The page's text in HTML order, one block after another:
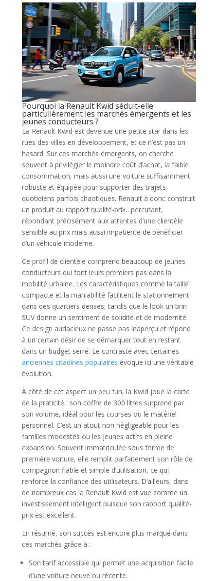
Pourquoi la Renault Kwid séduit-elle
particulièrement les marchés émergents et les
jeunes conducteurs ?
La Renault Kwid est devenue une petite star dans les
rues des villes en développement, et ce n’est pas un
hasard. Sur ces marchés émergents, on cherche
souvent à privilégier le moindre coût d’achat, la faible
consommation, mais aussi une voiture suffisamment
robuste et équipée pour supporter des trajets
quotidiens parfois chaotiques. Renault a donc construit
un produit au rapport qualité-prix…percutant,
répondant précisément aux attentes d’une clientèle
sensible au prix mais aussi impatiente de bénéficier
d’un véhicule moderne.
Ce profil de clientèle comprend beaucoup de jeunes
conducteurs qui font leurs premiers pas dans la
mobilité urbaine. Les caractéristiques comme la taille
compacte et la maniabilité facilitent le stationnement
dans des quartiers denses, tandis que le look un brin
SUV donne un sentiment de solidité et de modernité.
Ce design audacieux ne passe pas inaperçu et répond
à un certain désir de se démarquer tout en restant
dans un budget serré. Le contraste avec certaines
anciennes citadines populaires évoque ici une véritable
évolution.
À côté de cet aspect un peu fun, la Kwid joue la carte
de la praticité : son coffre de 300 litres surprend par
son volume, idéal pour les courses ou le matériel
personnel. C’est un atout non négligeable pour les
familles modestes ou les jeunes actifs en pleine
expansion. Souvent immatriculée sous forme de
première voiture, elle remplit parfaitement son rôle de
compagnon fiable et simple d’utilisation, ce qui
renforce la confiance des utilisateurs. D’ailleurs, dans
de nombreux cas la Renault Kwid est vue comme un
investissement intelligent puisque son rapport qualité-
prix est excellent.
En résumé, son succès est encore plus marqué dans
ces marchés grâce à :
Son tarif accessible qui permet une acquisition facile
d’une voiture neuve ou récente.